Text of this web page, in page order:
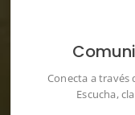
Conecta a
Escucha,
Conecta a
Escucha,